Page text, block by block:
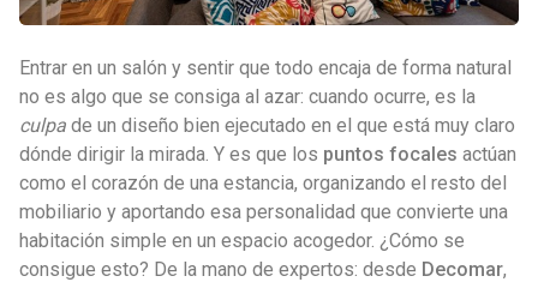
Entrar en un salón y sentir que todo encaja de forma natural
no es algo que se consiga al azar: cuando ocurre, es la
culpa de un diseño bien ejecutado en el que está muy claro
dónde dirigir la mirada. Y es que los puntos focales actúan
como el corazón de una estancia, organizando el resto del
mobiliario y aportando esa personalidad que convierte una
habitación simple en un espacio acogedor. ¿Cómo se
consigue esto? De la mano de expertos: desde Decomar,